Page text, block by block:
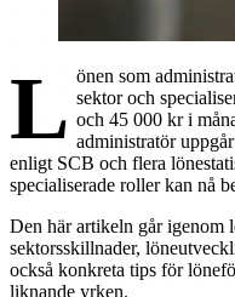
L önen som
sektor och
och 45 000 kr i
administratör
enligt SCB och flera
specialiserade roller kan nå
Den här artikeln går igenom
sektorsskillnader,
också konkreta tips för
liknande yrken.